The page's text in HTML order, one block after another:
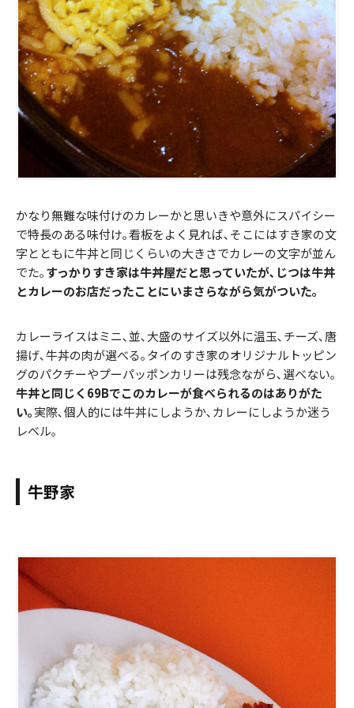
かなり無難な味付けのカレーかと思いきや意外にスパイシー
で特長のある味付け｡看板をよく見れば､そこにはすき家の文
字とともに牛丼と同じくらいの大きさでカレーの文字が並ん
でた｡すっかりすき家は牛丼屋だと思っていたが､じつは牛丼
とカレーのお店だったことにいまさらながら気がついた｡
カレーライスはミニ､並､大盛のサイズ以外に温玉､チーズ､唐
揚げ､牛丼の肉が選べる｡タイのすき家のオリジナルトッピン
グのパクチーやプーパッポンカリーは残念ながら､選べない｡
牛丼と同じく69Bでこのカレーが食べられるのはありがた
い｡実際､個人的には牛丼にしようか､カレーにしようか迷う
レベル｡
牛野家